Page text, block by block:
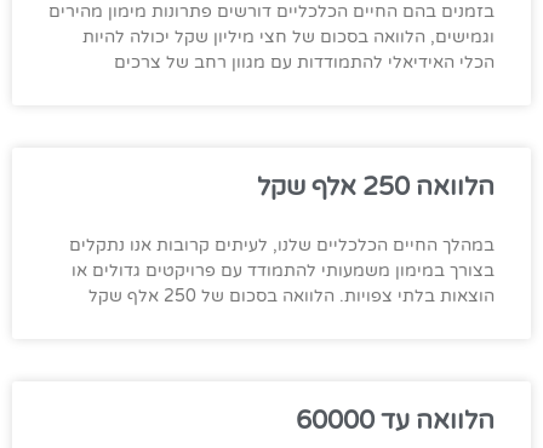
בזמנים בהם החיים הכלכליים דורשים פתרונות מימון מהירים
וגמישים, הלוואה בסכום של חצי מיליון שקל יכולה להיות
הכלי האידיאלי להתמודדות עם מגוון רחב של צרכים
הלוואה 250 אלף שקל
במהלך החיים הכלכליים שלנו, לעיתים קרובות אנו נתקלים
בצורך במימון משמעותי להתמודד עם פרויקטים גדולים או
הוצאות בלתי צפויות. הלוואה בסכום של 250 אלף שקל
הלוואה עד 60000